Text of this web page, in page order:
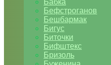
Бабка
Бефстроганов
Бешбармак
Бигус
Биточки
Бифштекс
Бризоль